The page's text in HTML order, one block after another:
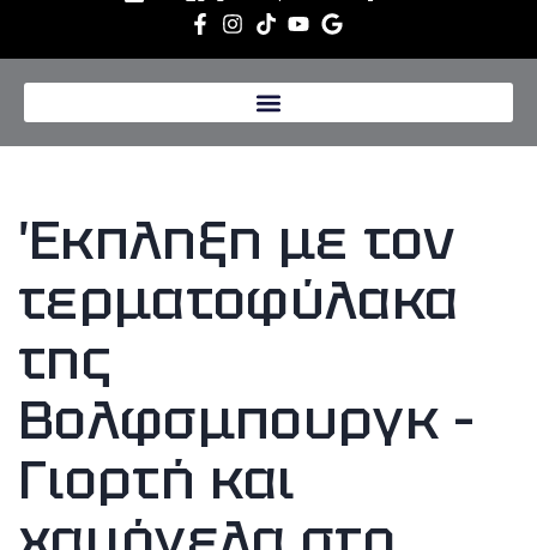
Έκπληξη με τον
τερματοφύλακα
της
Βολφσμπουργκ –
Γιορτή και